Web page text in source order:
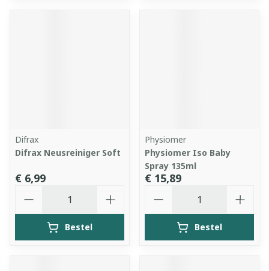
Difrax
Difrax Neusreiniger Soft
€ 6,99
Bestel
Physiomer
Physiomer Iso Baby
Spray 135ml
€ 15,89
Bestel